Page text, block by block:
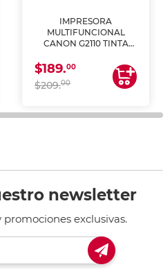
IMPRESORA
MULTIFUNCIONAL
CANON G2110 TINTA
$189.00
$209.00
newsletter
exclusivas.